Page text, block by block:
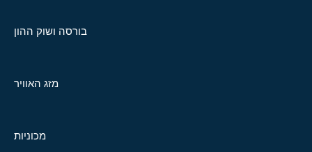
בורסה ושוק ההון
מזג האוויר
מכוניות